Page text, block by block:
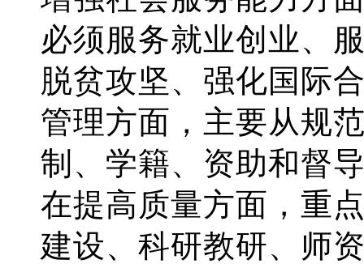
必须服务就业创业、
脱贫攻坚、强化国际
管理方面，主要从规
制、学籍、资助和督
在提高质量方面，重
建设、科研教研、师